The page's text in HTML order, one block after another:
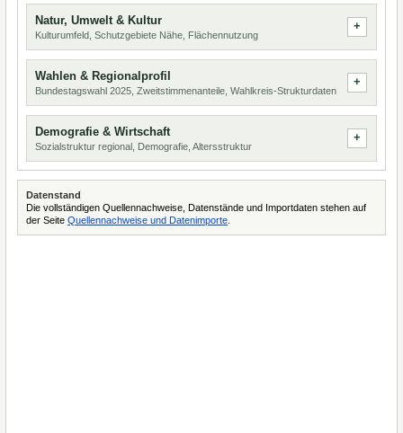
Natur, Umwelt & Kultur
Kulturumfeld, Schutzgebiete Nähe, Flächennutzung
Wahlen & Regionalprofil
Bundestagswahl 2025, Zweitstimmenanteile, Wahlkreis-Strukturdaten
Demografie & Wirtschaft
Sozialstruktur regional, Demografie, Altersstruktur
Datenstand
Die vollständigen Quellennachweise, Datenstände und Importdaten stehen auf
der Seite Quellennachweise und Datenimporte